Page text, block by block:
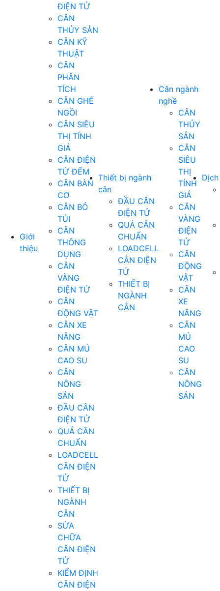
Giới
thiệu
ĐIỆN TỬ
CÂN
THỦY SẢN
CÂN KỸ
THUẬT
CÂN
PHÂN
TÍCH
CÂN GHẾ
NGỒI
CÂN SIÊU
THỊ TÍNH
GIÁ
CÂN ĐIỆN
TỬ ĐẾM
CÂN BÀN
CƠ
CÂN BỎ
TÚI
CÂN
THÔNG
DỤNG
CÂN
VÀNG
ĐIỆN TỬ
CÂN
ĐỘNG VẬT
CÂN XE
NÂNG
CÂN MỦ
CAO SU
CÂN
NÔNG
SẢN
ĐẦU CÂN
ĐIỆN TỬ
QUẢ CÂN
CHUẨN
LOADCELL
CÂN ĐIỆN
TỬ
THIẾT BỊ
NGÀNH
CÂN
SỬA
CHỮA
CÂN ĐIỆN
TỬ
KIỂM ĐỊNH
CÂN ĐIỆN
Thiết bị ngành
cân
ĐẦU CÂN
ĐIỆN TỬ
QUẢ CÂN
CHUẨN
LOADCELL
CÂN ĐIỆN
TỬ
THIẾT BỊ
NGÀNH
CÂN
Cân ngành
nghề
CÂN
THỦY
SẢN
CÂN
SIÊU
THỊ
TÍNH
GIÁ
CÂN
VÀNG
ĐIỆN
TỬ
CÂN
ĐỘNG
VẬT
CÂN
XE
NÂNG
CÂN
MỦ
CAO
SU
CÂN
NÔNG
SẢN